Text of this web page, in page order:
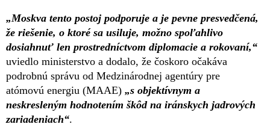
„Moskva tento postoj podporuje a je pevne presvedčená,
že riešenie, o ktoré sa usiluje, možno spoľahlivo
dosiahnuť len prostredníctvom diplomacie a rokovaní,“
uviedlo ministerstvo a dodalo, že čoskoro očakáva
podrobnú správu od Medzinárodnej agentúry pre
atómovú energiu (MAAE) „s objektívnym a
neskresleným hodnotením škôd na iránskych jadrových
zariadeniach“.